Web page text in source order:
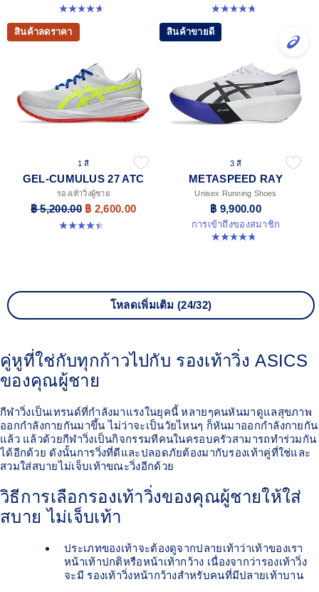
4.7 จาก 5 ดาว 15 รีวิว 4.8 จาก 5 ดาว 350 รีวิว
สินค้าลดราคา
1 สี
GEL-CUMULUS 27 ATC
รองเท้าวิ่งผู้ชาย
฿ 5,200.00 ฿ 2,600.00
4.4 จาก 5 ดาว 7 รีวิว
สินค้าขายดี
3 สี
METASPEED RAY
Unisex Running Shoes
฿ 9,900.00
การเข้าถึงของสมาชิก
4.8 จาก 5 ดาว 186 รีวิว
โหลดเพิ่มเติม (24/32)
คู่หูที่ใช่กับทุกก้าวไปกับ รองเท้าวิ่ง ASICS
ของคุณผู้ชาย
กีฬาวิ่งเป็นเทรนด์ที่กำลังมาแรงในยุคนี้ หลายๆคนหันมาดูแลสุขภาพ
ออกกำลังกายกันมาขึ้น ไม่ว่าจะเป็นวัยไหนๆ ก็หันมาออกกำลังกายกัน
แล้ว แล้วด้วยกีฬาวิ่งเป็นกิจกรรมทีคนในครอบครัวสามารถทำร่วมกัน
ได้อีกด้วย ดังนั้นการวิ่งที่ดีและปลอดภัยต้องมากับรองเท้าคู่ที่ใช่และ
สวมใส่สบายไม่เจ็บเท้าขณะวิ่งอีกด้วย
วิธีการเลือกรองเท้าวิ่งของคุณผู้ชายให้ใส่
สบาย ไม่เจ็บเท้า
ประเภทของเท้าจะต้องดูจากปลายเท้าว่าเท้าของเรา
หน้าเท้าปกติหรือหน้าเท้ากว้าง เนื่องจากว่ารองเท้าวิ่ง
จะมี รองเท้าวิ่งหน้ากว้างสำหรับคนที่มีปลายเท้าบาน